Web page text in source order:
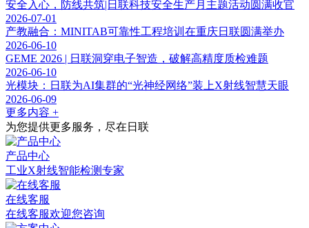
安全入心，防线共筑|日联科技安全生产月主题活动圆满收官
2026-07-01
产教融合：MINITAB可靠性工程培训在重庆日联圆满举办
2026-06-10
GEME 2026 | 日联洞穿电子智造，破解高精度质检难题
2026-06-10
光模块：日联为AI集群的“光神经网络”装上X射线智慧天眼
2026-06-09
更多内容 +
为您提供更多服务，尽在日联
产品中心
工业X射线智能检测专家
在线客服
在线客服欢迎您咨询